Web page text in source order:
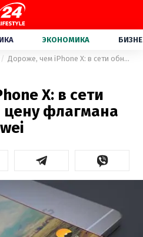
ЭКОНОМИКА
Дороже, чем iPhone X: в сети обнародовали цену флагмана Mate 10 от Huawei
X: в сети
флагмана